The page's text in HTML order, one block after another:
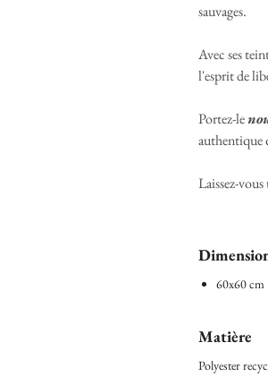
sauvages.
Avec ses
l'esprit de
Portez-le
authentique
Laissez-
60x60 cm
Matière
Polyester